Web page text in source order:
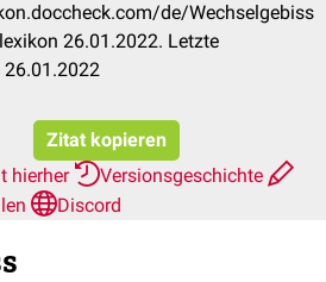
de/Wechselgebiss
26.01.2022. Letzte
26.01.2022
Zitat kopieren
hierher
Versionsgeschichte
Discord